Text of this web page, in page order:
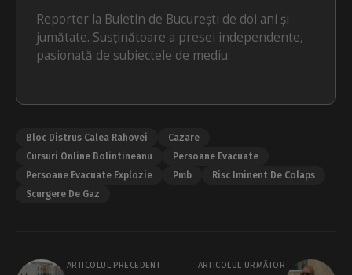
Reporter la Buletin de București de doi ani și
jumătate. Susținătoare a presei independente,
pasionată de subiectele de mediu.
Bloc Distrus Calea Rahovei
Cazare
Cursuri Online Bolintineanu
Persoane Evacuate
Persoane Evacuate Explozie
Pmb
Risc Iminent De Colaps
Scurgere De Gaz
ARTICOLUL PRECEDENT ARTICOLUL URMĂTOR